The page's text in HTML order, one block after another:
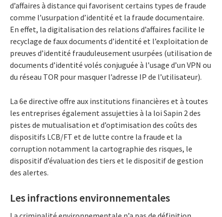
d’affaires à distance qui favorisent certains types de fraude
comme l’usurpation d’identité et la fraude documentaire.
En effet, la digitalisation des relations d’affaires facilite le
recyclage de faux documents d’identité et l’exploitation de
preuves d’identité frauduleusement usurpées (utilisation de
documents d’identité volés conjuguée à l’usage d’un VPN ou
du réseau TOR pour masquer l’adresse IP de l’utilisateur).
La 6e directive offre aux institutions financières et à toutes
les entreprises également assujetties à la loi Sapin 2 des
pistes de mutualisation et d’optimisation des coûts des
dispositifs LCB/FT et de lutte contre la fraude et la
corruption notamment la cartographie des risques, le
dispositif d’évaluation des tiers et le dispositif de gestion
des alertes.
Les infractions environnementales